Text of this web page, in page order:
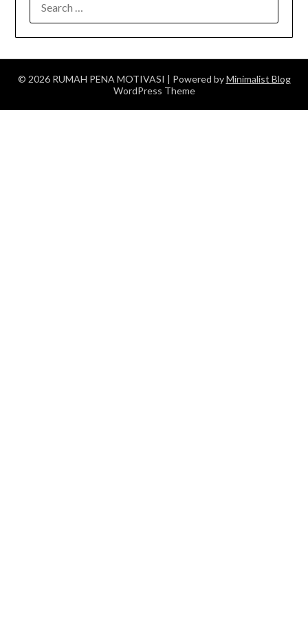
FOR:
© 2026 RUMAH PENA MOTIVASI | Powered byMinimalist Blog
WordPress Theme